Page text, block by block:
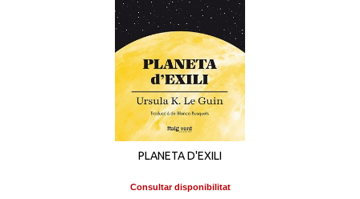
PLANETA D'EXILI
Consultar disponibilitat